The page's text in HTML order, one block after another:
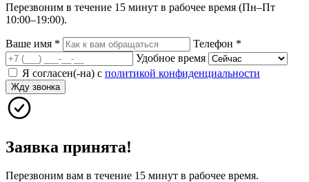
Перезвоним в течение 15 минут в рабочее время (Пн–Пт
10:00–19:00).
Ваше имя * Телефон *
Удобное время
Я согласен(-на) с политикой конфиденциальности
Жду звонка
Заявка принята!
Перезвоним вам в течение 15 минут в рабочее время.